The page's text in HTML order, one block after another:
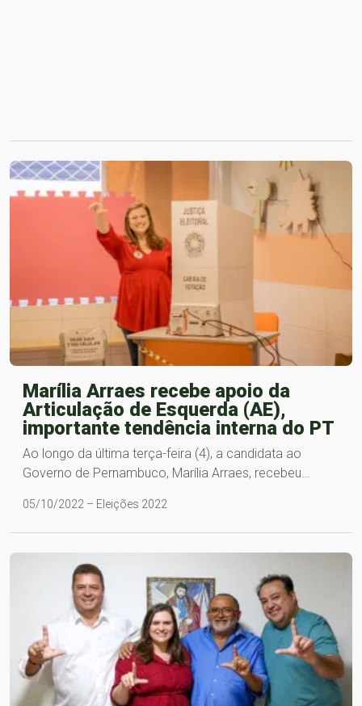
Marília Arraes recebe apoio da
Articulação de Esquerda (AE),
importante tendência interna do PT
Ao longo da última terça-feira (4), a candidata ao
Governo de Pernambuco, Marília Arraes, recebeu…
05/10/2022 – Eleições 2022